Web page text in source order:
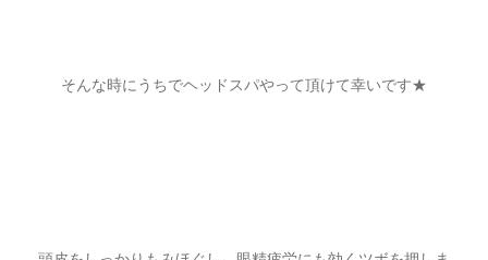
そんな時にうちでヘッドスパやって頂けて幸いです★